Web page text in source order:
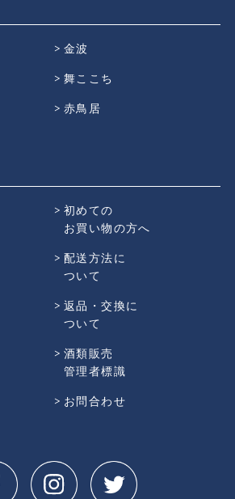
金波
舞ここち
赤鳥居
初めての
お買い物の方へ
配送方法に
ついて
返品・交換に
ついて
酒類販売
管理者標識
お問合わせ